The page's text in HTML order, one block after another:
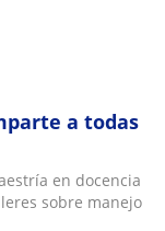
a todas
en docencia
sobre manejo